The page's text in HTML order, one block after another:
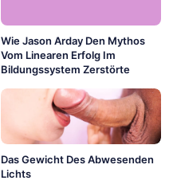
Wie Jason Arday Den Mythos
Vom Linearen Erfolg Im
Bildungssystem Zerstörte
Das Gewicht Des Abwesenden
Lichts